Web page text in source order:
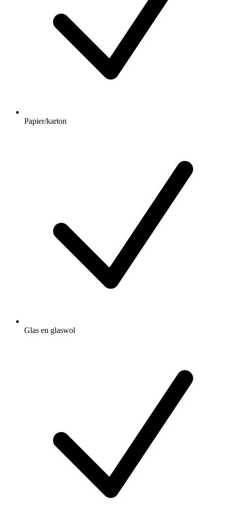
Papier/karton
Glas en glaswol